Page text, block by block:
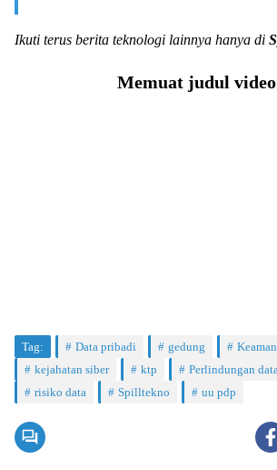
Ikuti terus berita teknologi lainnya hanya di
Memuat judul
Tag: Data pribadi gedung
kejahatan siber
ktp Perlindungan
risiko data
Spilltekno uu pdp